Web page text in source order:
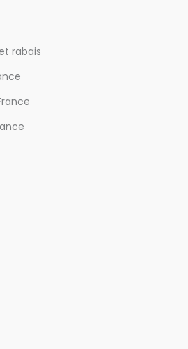
rabais